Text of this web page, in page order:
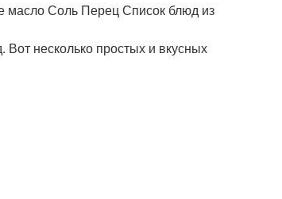
масло Соль Перец Список блюд из
Вот несколько простых и вкусных